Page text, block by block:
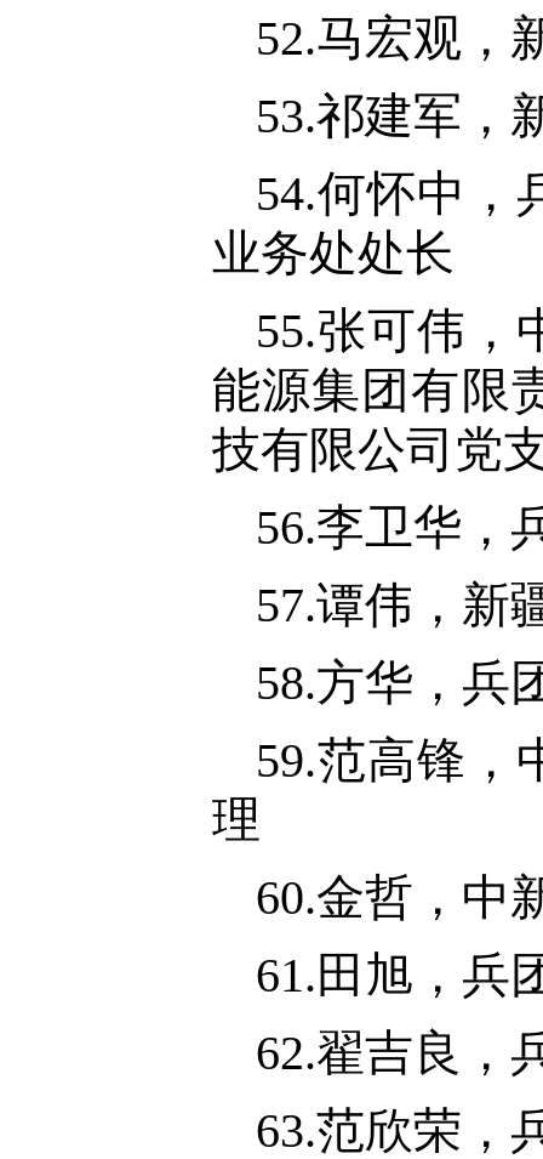
52.马宏观，
53.祁建军，
54.何怀中，
业务处处长
55.张可伟，
能源集团有限
技有限公司党
56.李卫华，
57.谭伟，新
58.方华，兵
59.范高锋，
理
60.金哲，中
61.田旭，兵
62.翟吉良，
63.范欣荣，